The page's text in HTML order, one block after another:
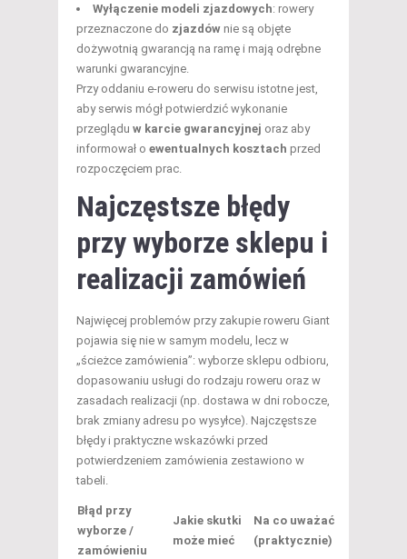
Wyłączenie modeli zjazdowych: rowery
przeznaczone do zjazdów nie są objęte
dożywotnią gwarancją na ramę i mają odrębne
warunki gwarancyjne.
Przy oddaniu e-roweru do serwisu istotne jest,
aby serwis mógł potwierdzić wykonanie
przeglądu w karcie gwarancyjnej oraz aby
informował o ewentualnych kosztach przed
rozpoczęciem prac.
Najczęstsze błędy
przy wyborze sklepu i
realizacji zamówień
Najwięcej problemów przy zakupie roweru Giant
pojawia się nie w samym modelu, lecz w
„ścieżce zamówienia”: wyborze sklepu odbioru,
dopasowaniu usługi do rodzaju roweru oraz w
zasadach realizacji (np. dostawa w dni robocze,
brak zmiany adresu po wysyłce). Najczęstsze
błędy i praktyczne wskazówki przed
potwierdzeniem zamówienia zestawiono w
tabeli.
Błąd przy
wyborze /
zamówieniu
Jakie skutki
może mieć
Na co uważać
(praktycznie)